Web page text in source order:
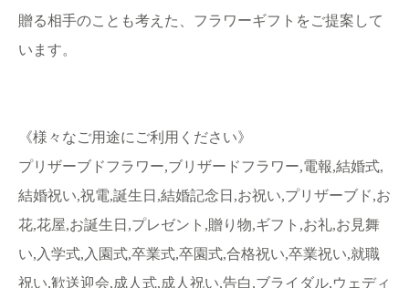
贈る相手のことも考えた、フラワーギフトをご提案して
います。
《様々なご用途にご利用ください》
プリザーブドフラワー,ブリザードフラワー,電報,結婚式,
結婚祝い,祝電,誕生日,結婚記念日,お祝い,プリザーブド,お
花,花屋,お誕生日,プレゼント,贈り物,ギフト,お礼,お見舞
い,入学式,入園式,卒業式,卒園式,合格祝い,卒業祝い,就職
祝い,歓送迎会,成人式,成人祝い,告白,ブライダル,ウェディ